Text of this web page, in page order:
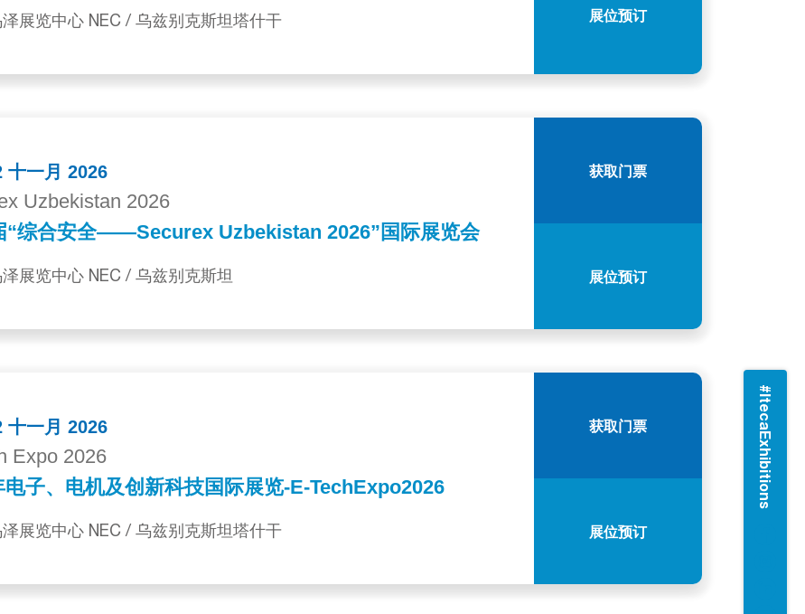
展览中心 NEC / 乌兹别克斯坦塔什干 展位预订
十一月 2026
Uzbekistan 2026
“综合安全——Securex Uzbekistan 2026”国际展览会
展览中心 NEC / 乌兹别克斯坦
获取门票
展位预订
十一月 2026
Expo 2026
电子、电机及创新科技国际展览-E-TechExpo2026
展览中心 NEC / 乌兹别克斯坦塔什干
获取门票
展位预订
#ItecaExhibitions